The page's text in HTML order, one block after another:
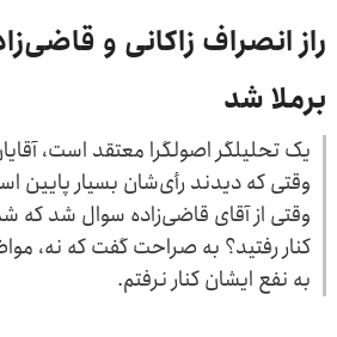
برملا شد
یک تحلیلگر اصولگرا معتقد است،
وقتی که دیدند رأی‌شان بسیار پایین
وقتی از آقای قاضی‌زاده سوال شد که
کنار رفتید؟ به صراحت گفت که نه،
به نفع ایشان کنار نرفتم.